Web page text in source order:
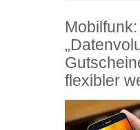
flexibler